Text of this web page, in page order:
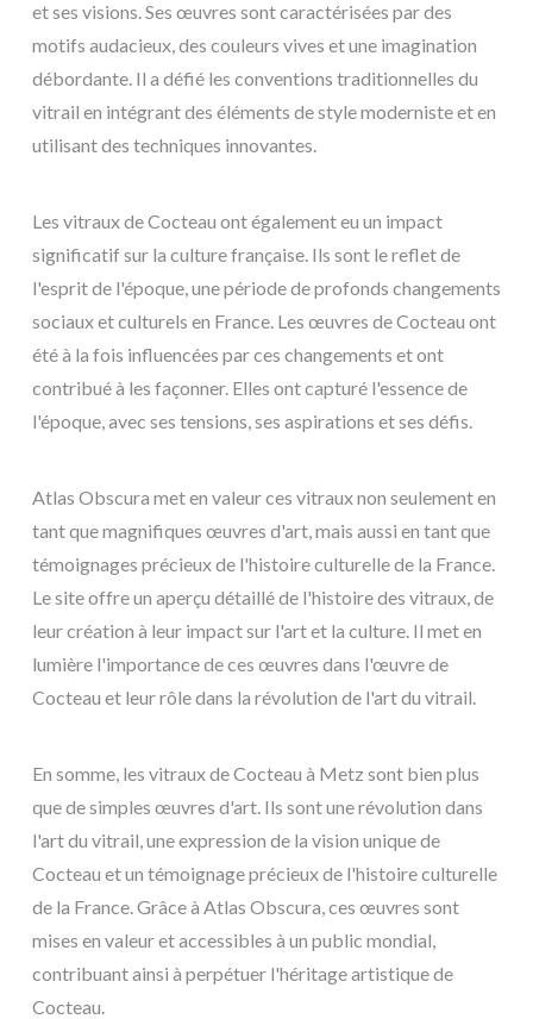
et ses visions. Ses œuvres sont caractérisées par des
motifs audacieux, des couleurs vives et une imagination
débordante. Il a défié les conventions traditionnelles du
vitrail en intégrant des éléments de style moderniste et en
utilisant des techniques innovantes.
Les vitraux de Cocteau ont également eu un impact
significatif sur la culture française. Ils sont le reflet de
l'esprit de l'époque, une période de profonds changements
sociaux et culturels en France. Les œuvres de Cocteau ont
été à la fois influencées par ces changements et ont
contribué à les façonner. Elles ont capturé l'essence de
l'époque, avec ses tensions, ses aspirations et ses défis.
Atlas Obscura met en valeur ces vitraux non seulement en
tant que magnifiques œuvres d'art, mais aussi en tant que
témoignages précieux de l'histoire culturelle de la France.
Le site offre un aperçu détaillé de l'histoire des vitraux, de
leur création à leur impact sur l'art et la culture. Il met en
lumière l'importance de ces œuvres dans l'œuvre de
Cocteau et leur rôle dans la révolution de l'art du vitrail.
En somme, les vitraux de Cocteau à Metz sont bien plus
que de simples œuvres d'art. Ils sont une révolution dans
l'art du vitrail, une expression de la vision unique de
Cocteau et un témoignage précieux de l'histoire culturelle
de la France. Grâce à Atlas Obscura, ces œuvres sont
mises en valeur et accessibles à un public mondial,
contribuant ainsi à perpétuer l'héritage artistique de
Cocteau.